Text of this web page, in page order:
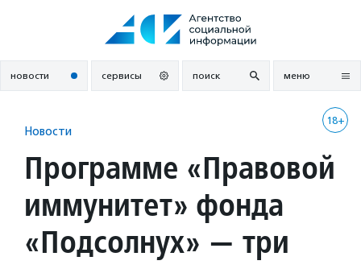
новости сервисы поиск меню
18+
Новости
Программе «Правовой
иммунитет» фонда
«Подсолнух» — три